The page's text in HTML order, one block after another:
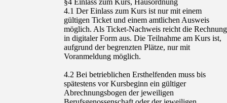
§4 Einlass zum Kurs, Hausordnung
4.1 Der Einlass zum Kurs ist nur mit einem
gültigen Ticket und einem amtlichen Ausweis
möglich. Als Ticket-Nachweis reicht die Rechnung
in digitaler Form aus. Die Teilnahme am Kurs ist,
aufgrund der begrenzten Plätze, nur mit
Voranmeldung möglich.
4.2 Bei betrieblichen Ersthelfenden muss bis
spätestens vor Kursbeginn ein gültiger
Abrechnungsbogen der jeweiligen